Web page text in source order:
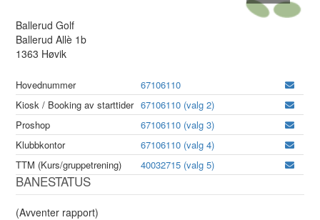
Ballerud Golf
Ballerud Allè 1b
1363 Høvik
Hovednummer
67106110
Kiosk / Booking av starttider 67106110 (valg 2)
Proshop
67106110 (valg 3)
Klubbkontor
67106110 (valg 4)
TTM (Kurs/gruppetrening)
40032715 (valg 5)
BANESTATUS
(Avventer rapport)